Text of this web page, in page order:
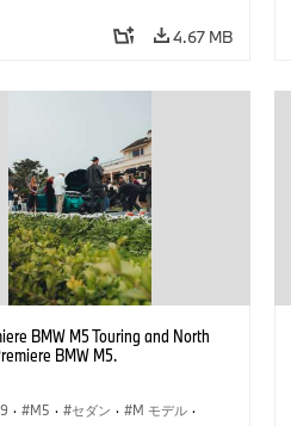
4.67 MB
BMW M5 Touring and North
BMW M5.
· M5 · セダン · M モデル ·